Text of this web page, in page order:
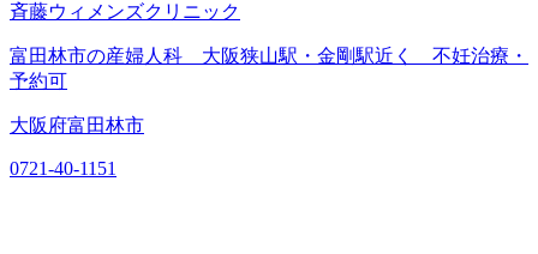
斉藤ウィメンズクリニック
富田林市の産婦人科 大阪狭山駅・金剛駅近く 不妊治療・
予約可
大阪府富田林市
0721-40-1151